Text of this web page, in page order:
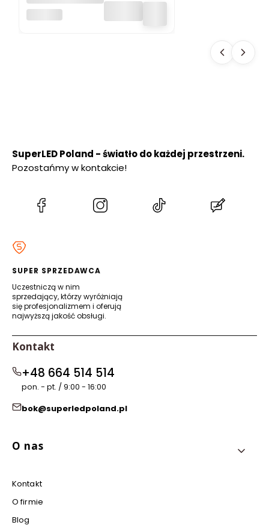
ogrodowa LED
SOLARNA 600 lm
SuperLED Poland - światło do każdej przestrzeni.
Pozostańmy w kontakcie!
(Otwiera
(Otwiera
(Otwiera
SUPER SPRZEDAWCA
Uczestniczą w nim
sprzedający, którzy wyróżniają
się profesjonalizmem i oferują
najwyższą jakość obsługi.
Kontakt
+48 664 514 514
pon. - pt. / 9:00 - 16:00
bok@superledpoland.pl
Linki w stopce
O nas
Kontakt
O firmie
Blog